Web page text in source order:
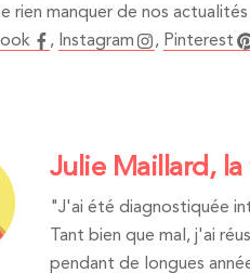
rien manquer de nos
, Instagram , Pinterest
Julie Maillard,
"J'ai été diagnostiquée
Tant bien que mal, j'ai
pendant de longues